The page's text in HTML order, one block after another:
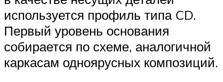
используется профиль типа CD.
Первый уровень основания
собирается по схеме, аналогичной
каркасам одноярусных композиций.